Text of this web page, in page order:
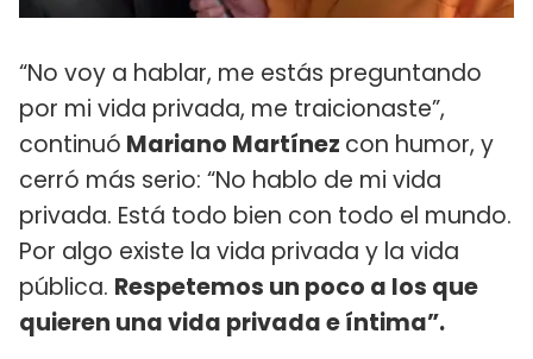
“No voy a hablar, me estás preguntando
por mi vida privada, me traicionaste”,
continuó Mariano Martínez con humor, y
cerró más serio: “No hablo de mi vida
privada. Está todo bien con todo el mundo.
Por algo existe la vida privada y la vida
pública. Respetemos un poco a los que
quieren una vida privada e íntima”.